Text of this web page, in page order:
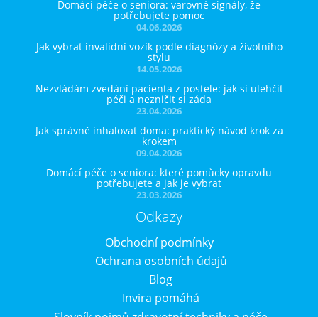
04.06.2026
Domácí péče o seniora: varovné signály, že
potřebujete pomoc
14.05.2026
Jak vybrat invalidní vozík podle diagnózy a životního
stylu
23.04.2026
Nezvládám zvedání pacienta z postele: jak si ulehčit
péči a nezničit si záda
09.04.2026
Jak správně inhalovat doma: praktický návod krok za
krokem
23.03.2026
Domácí péče o seniora: které pomůcky opravdu
potřebujete a jak je vybrat
Odkazy
Obchodní podmínky
Ochrana osobních údajů
Blog
Invira pomáhá